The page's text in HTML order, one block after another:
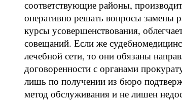
соответствующие районы,
оперативно решать вопросы замены
курсы усовершенствования,
совещаний. Если же
лечебной сети, то они обязаны
договоренности с органами
лишь по получении из бюро
метод обслуживания и не лишен